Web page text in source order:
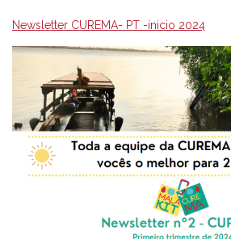
Newsletter CUREMA- PT -inicio 2024